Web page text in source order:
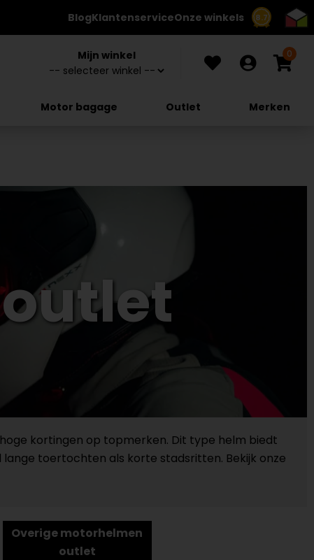
8.7
BlogKlantenserviceOnze winkels
Mijn winkel 0
Motor bagage Outlet Merken
kortingen op topmerken. Dit type helm biedt
toertochten als korte stadsritten. Bekijk onze
Overige motorhelmen
outlet